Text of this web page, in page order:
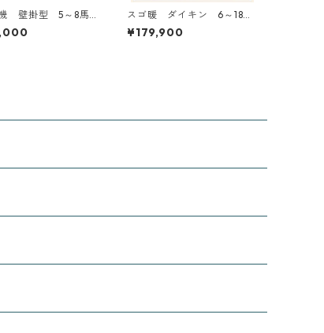
壁掛型 5～8馬
２対１トリプル
スゴ暖 ダイキン 6～18畳
用
¥179,900